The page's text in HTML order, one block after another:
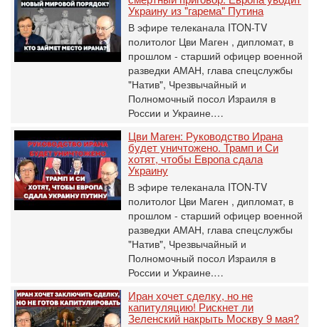
Украину из "гарема" Путина
В эфире телеканала ITON-TV
политолог Цви Маген , дипломат, в
прошлом - старший офицер военной
разведки АМАН, глава спецслужбы
"Натив", ‎Чрезвычайный и
Полномочный посол Израиля в
России и Украине.…
Цви Маген: Руководство Ирана
будет уничтожено. Трамп и Си
хотят, чтобы Европа сдала
Украину
В эфире телеканала ITON-TV
политолог Цви Маген , дипломат, в
прошлом - старший офицер военной
разведки АМАН, глава спецслужбы
"Натив", ‎Чрезвычайный и
Полномочный посол Израиля в
России и Украине.…
Иран хочет сделку, но не
капитуляцию! Рискнет ли
Зеленский накрыть Москву 9 мая?